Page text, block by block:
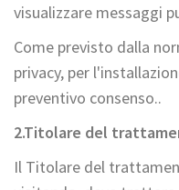
visualizzare messaggi
Come previsto dalla
privacy, per
preventivo consenso..
2.Titolare del
Il Titolare del